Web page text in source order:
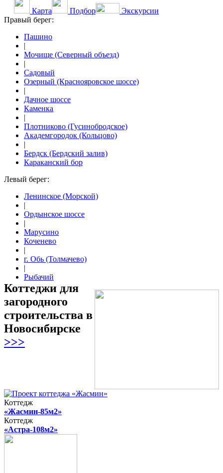
Карта Подбор
Экскурсии
Правый берег:
Пашино
|
Мочище (Северный объезд)
|
Садовый
Озерный (Краснояровское шоссе)
|
Дачное шоссе
Каменка
|
Плотниково (Гусинобродское)
Академгородок (Кольцово)
|
Бердск (Бердский залив)
Караканский бор
Левый берег:
Ленинское (Морской)
|
Ордынское шоссе
|
Марусино
Коченево
|
г. Обь (Толмачево)
|
Рыбачий
Коттеджи для
загородного
строительства в
Новосибирске
>>>
Коттедж
«Жасмин-85м2»
Коттедж
«Астра-108м2»